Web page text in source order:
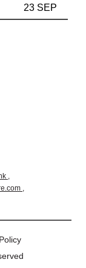
23 SEP
,
,